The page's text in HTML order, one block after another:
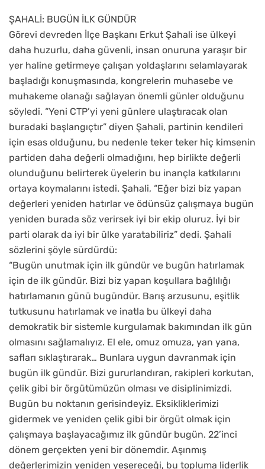
ŞAHALİ: BUGÜN İLK GÜNDÜR
Görevi devreden İlçe Başkanı Erkut Şahali ise ülkeyi
daha huzurlu, daha güvenli, insan onuruna yaraşır bir
yer haline getirmeye çalışan yoldaşlarını selamlayarak
başladığı konuşmasında, kongrelerin muhasebe ve
muhakeme olanağı sağlayan önemli günler olduğunu
söyledi. “Yeni CTP’yi yeni günlere ulaştıracak olan
buradaki başlangıçtır” diyen Şahali, partinin kendileri
için esas olduğunu, bu nedenle teker teker hiç kimsenin
partiden daha değerli olmadığını, hep birlikte değerli
olunduğunu belirterek üyelerin bu inançla katkılarını
ortaya koymalarını istedi. Şahali, “Eğer bizi biz yapan
değerleri yeniden hatırlar ve ödünsüz çalışmaya bugün
yeniden burada söz verirsek iyi bir ekip oluruz. İyi bir
parti olarak da iyi bir ülke yaratabiliriz” dedi. Şahali
sözlerini şöyle sürdürdü:
“Bugün unutmak için ilk gündür ve bugün hatırlamak
için de ilk gündür. Bizi biz yapan koşullara bağlılığı
hatırlamanın günü bugündür. Barış arzusunu, eşitlik
tutkusunu hatırlamak ve inatla bu ülkeyi daha
demokratik bir sistemle kurgulamak bakımından ilk gün
olmasını sağlamalıyız. El ele, omuz omuza, yan yana,
safları sıklaştırarak… Bunlara uygun davranmak için
bugün ilk gündür. Bizi gururlandıran, rakipleri korkutan,
çelik gibi bir örgütümüzün olması ve disiplinimizdi.
Bugün bu noktanın gerisindeyiz. Eksikliklerimizi
gidermek ve yeniden çelik gibi bir örgüt olmak için
çalışmaya başlayacağımız ilk gündür bugün. 22’inci
dönem gerçekten yeni bir dönemdir. Aşınmış
değerlerimizin yeniden yeşereceği, bu topluma liderlik